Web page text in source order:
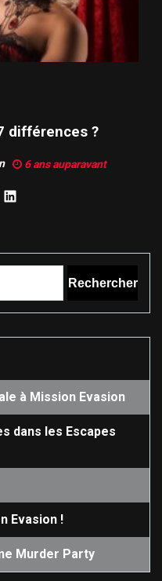
différences ?
6 ans auparavant
à Mission Evasion
dans les Escapes
Evasion !
Murder Party